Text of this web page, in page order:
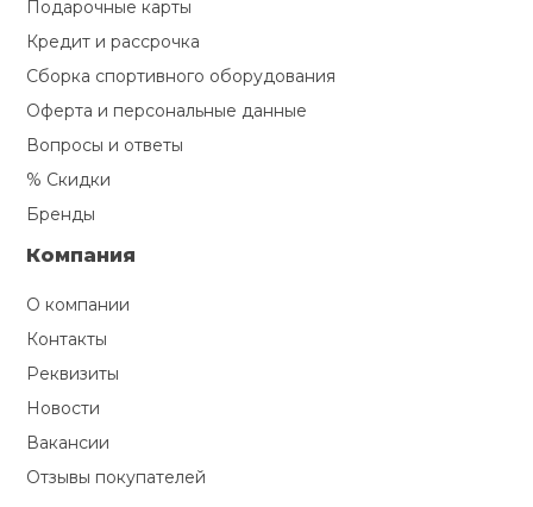
Подарочные карты
Кредит и рассрочка
Сборка спортивного оборудования
Оферта и персональные данные
Вопросы и ответы
% Скидки
Бренды
Компания
О компании
Контакты
Реквизиты
Новости
Вакансии
Отзывы покупателей